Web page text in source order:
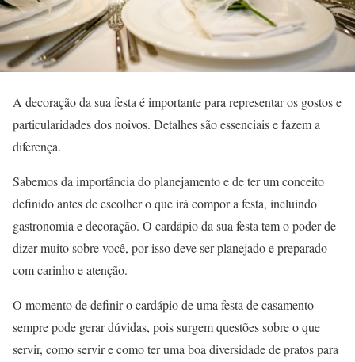
A decoração da sua festa é importante para representar os gostos e
particularidades dos noivos. Detalhes são essenciais e fazem a
diferença.
Sabemos da importância do planejamento e de ter um conceito
definido antes de escolher o que irá compor a festa, incluindo
gastronomia e decoração. O cardápio da sua festa tem o poder de
dizer muito sobre você, por isso deve ser planejado e preparado
com carinho e atenção.
O momento de definir o cardápio de uma festa de casamento
sempre pode gerar dúvidas, pois surgem questões sobre o que
servir, como servir e como ter uma boa diversidade de pratos para